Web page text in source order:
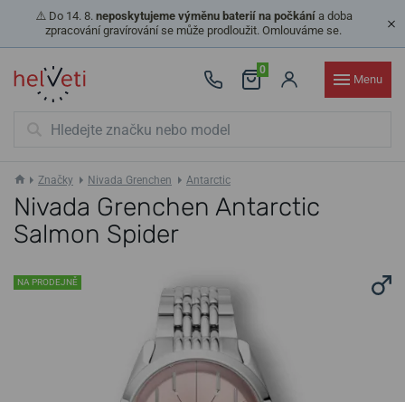
⚠️ Do 14. 8. neposkytujeme výměnu baterií na počkánía doba
zpracování gravírování se může prodloužit. Omlouváme se.
0
Menu
Značky Nivada Grenchen Antarctic
Nivada Grenchen Antarctic
Salmon Spider
NA PRODEJNĚ